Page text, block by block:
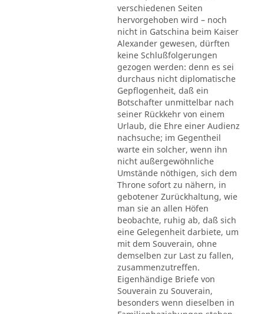
verschiedenen Seiten
hervorgehoben wird – noch
nicht in Gatschina beim Kaiser
Alexander gewesen, dürften
keine Schlußfolgerungen
gezogen werden: denn es sei
durchaus nicht diplomatische
Gepflogenheit, daß ein
Botschafter unmittelbar nach
seiner Rückkehr von einem
Urlaub, die Ehre einer Audienz
nachsuche; im Gegentheil
warte ein solcher, wenn ihn
nicht außergewöhnliche
Umstände nöthigen, sich dem
Throne sofort zu nähern, in
gebotener Zurückhaltung, wie
man sie an allen Höfen
beobachte, ruhig ab, daß sich
eine Gelegenheit darbiete, um
mit dem Souverain, ohne
demselben zur Last zu fallen,
zusammenzutreffen.
Eigenhändige Briefe von
Souverain zu Souverain,
besonders wenn dieselben in